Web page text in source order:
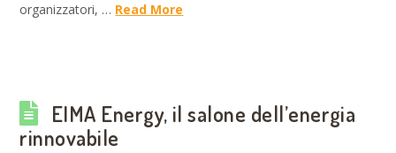
organizzatori, … Read More
EIMA Energy, il salone dell’energia
rinnovabile